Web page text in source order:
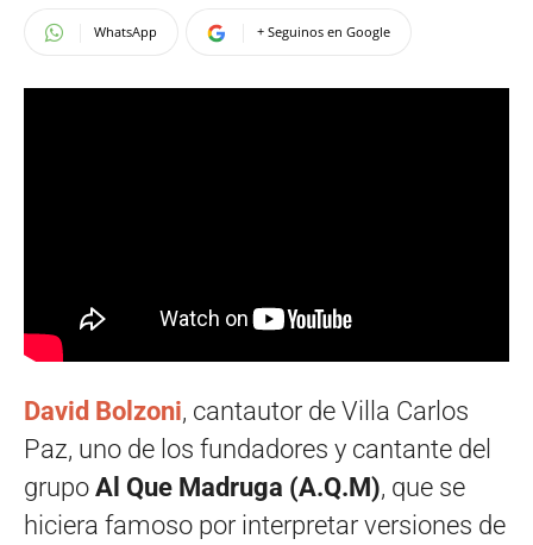
WhatsApp + Seguinos en Google
David Bolzoni, cantautor de Villa Carlos
Paz, uno de los fundadores y cantante del
grupo Al Que Madruga (A.Q.M), que se
hiciera famoso por interpretar versiones de